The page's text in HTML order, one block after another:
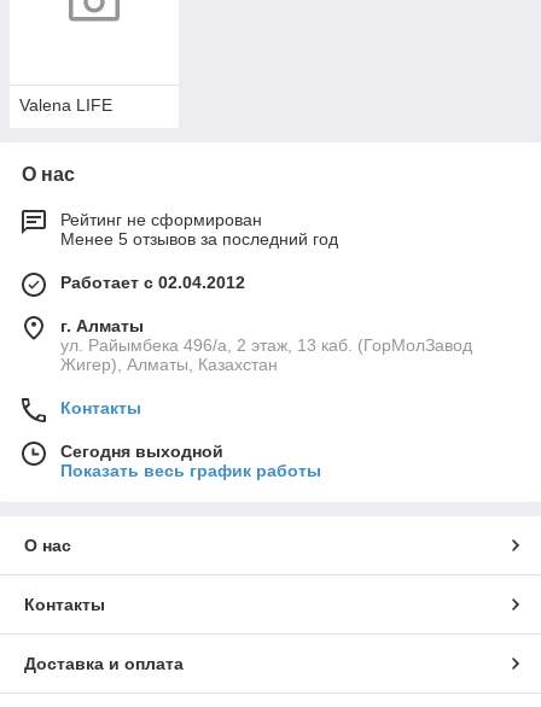
Valena LIFE
О нас
Рейтинг не сформирован
Менее 5 отзывов за последний год
Работает с 02.04.2012
г. Алматы
ул. Райымбека 496/а, 2 этаж, 13 каб. (ГорМолЗавод
Жигер), Алматы, Казахстан
Контакты
Сегодня выходной
Показать весь график работы
О нас
Контакты
Доставка и оплата